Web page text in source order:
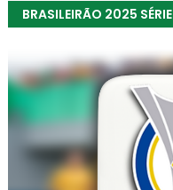
BRASILEIRÃO 2025